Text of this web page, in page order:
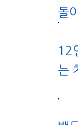
돌
12
는